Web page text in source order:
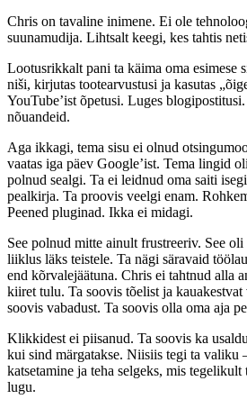
Chris on tavaline inimene. Ei ole
suunamudija. Lihtsalt keegi, kes tahtis
Lootusrikkalt pani ta käima oma esimese
niši, kirjutas tootearvustusi ja kasutas
YouTube’ist õpetusi. Luges
nõuandeid.
Aga ikkagi, tema sisu ei olnud
vaatas iga päev Google’ist. Tema lingid
polnud sealgi. Ta ei leidnud oma saiti
pealkirja. Ta proovis veelgi enam.
Peened pluginad. Ikka ei midagi.
See polnud mitte ainult frustreeriv. See
liiklus läks teistele. Ta nägi säravaid
end kõrvalejäätuna. Chris ei tahtnud alla
kiiret tulu. Ta soovis tõelist ja
soovis vabadust. Ta soovis olla oma aja
Klikkidest ei piisanud. Ta soovis ka
kui sind märgatakse. Niisiis tegi ta valiku
katsetamine ja teha selgeks, mis
lugu.